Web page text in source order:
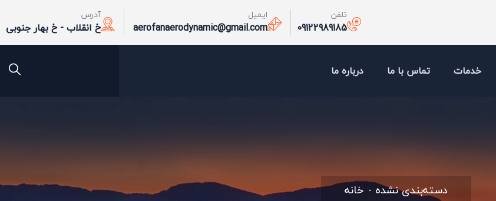
تلفن
09122989185
ایمیل
aerofanaerodynamic@gmail.com
آدرس
خ انقلاب - خ بهار جنوبی
خدمات تماس با ما درباره ما
خانه دسته‌بندی نشده